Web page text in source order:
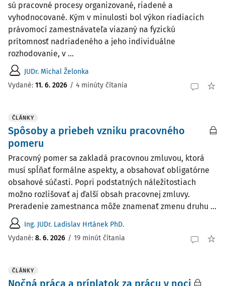
sú pracovné procesy organizované, riadené a
vyhodnocované. Kým v minulosti bol výkon riadiacich
právomocí zamestnávateľa viazaný na fyzickú
prítomnosť nadriadeného a jeho individuálne
rozhodovanie, v ...
JUDr. Michal Želonka
Vydané: 11. 6. 2026 / 4 minúty čítania
ČLÁNKY
Spôsoby a priebeh vzniku pracovného
pomeru
Pracovný pomer sa zakladá pracovnou zmluvou, ktorá
musí spĺňať formálne aspekty, a obsahovať obligatórne
obsahové súčasti. Popri podstatných náležitostiach
možno rozlišovať aj ďalší obsah pracovnej zmluvy.
Preradenie zamestnanca môže znamenať zmenu druhu ...
Ing. JUDr. Ladislav Hrtánek PhD.
Vydané: 8. 6. 2026 / 19 minút čítania
ČLÁNKY
Nočná práca a príplatok za prácu v noci